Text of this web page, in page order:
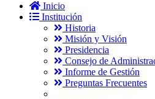
Inicio
Institución
Historia
Misión y Visión
Presidencia
Consejo de
Informe de Gestión
Preguntas Frecuentes